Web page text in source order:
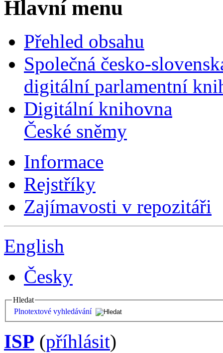
Hlavní menu
Přehled obsahu
Společná česko-
digitální parlamentní
Digitální knihovna
České sněmy
Informace
Rejstříky
Zajímavosti v repozitáři
English
Česky
Hledat
Plnotextové vyhledávání
ISP (příhlásit)